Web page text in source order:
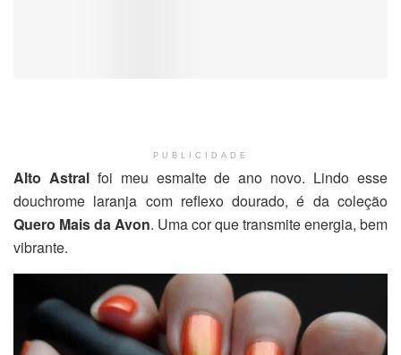
PUBLICIDADE
Alto Astralfoi meu esmalte de ano novo. Lindo esse
douchrome laranja com reflexo dourado, é da coleção
Quero Mais da Avon. Uma cor que transmite energia, bem
vibrante.